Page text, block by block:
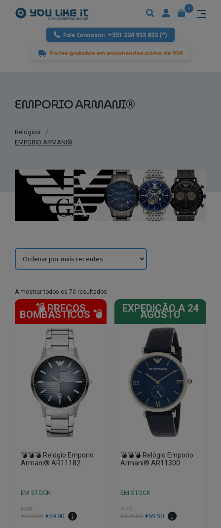
Fale Connosco: +351 224 933 832 (*)
Portes gratuitos em encomendas acima de 95€
0
EMPORIO ARMANI®
Relógios
/
EMPORIO ARMANI®
A mostrar todos os 70 resultados
💣 PREÇOS
BOMBÁSTICOS 💣
💣💣💣 Relógio Emporio
Armani® AR11182
EM STOCK
PVPR
€279.00
O
€59.90
O
EXPEDIÇÃO A 24
AGOSTO
💣💣💣 Relógio Emporio
Armani® AR11300
EM STOCK
PVPR
€279.00
O
€59.90
O